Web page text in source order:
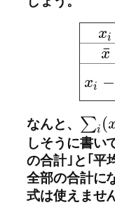
xi
x
¯
xi −
なんと、 ∑i (
しそうに書い
の合計｣と｢平
全部の合計に
式は使えませ